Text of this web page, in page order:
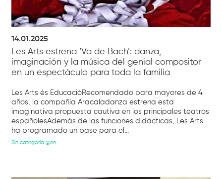
14.01.2025
Les Arts estrena ‘Va de Bach’: danza,
imaginación y la música del genial compositor
en un espectáculo para toda la familia
Les Arts és EducacióRecomendado para mayores de 4
años, la compañía Aracaladanza estrena esta
imaginativa propuesta cautiva en los principales teatros
españolesAdemás de las funciones didácticas, Les Arts
ha programado un pase para el...
Sin categoría @en